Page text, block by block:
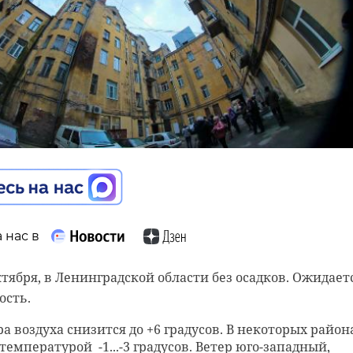
нас в
в Ленинградской области без осадков.
воздуха снизится до +6 градусов. В некоторых
-1...-3 градусов. Ветер юго-западный,
показала свою
нас в
Ленинградской области получили Знак
Гатчинской правде.
предоставило список компаний по